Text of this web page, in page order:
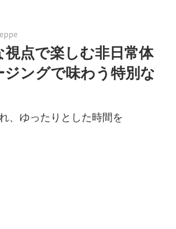
視点で楽しむ非日常体
ジングで味わう特別な
、ゆったりとした時間を